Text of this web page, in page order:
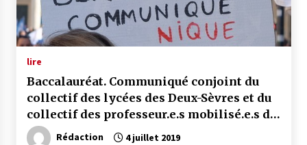
lire
Baccalauréat. Communiqué conjoint du
collectif des lycées des Deux-Sèvres et du
collectif des professeur.e.s mobilisé.e.s de
la VienneRédaction 4 juillet 2019